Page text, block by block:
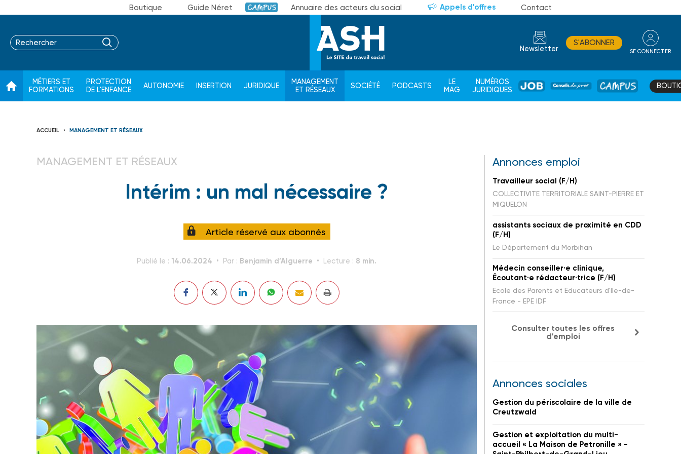
Boutique Guide Néret Campus Annuaire des acteurs du social Appels d'offres Contact
Newsletter
S'ABONNER
SE CONNECTER
MÉTIERS ET
FORMATIONS
PROTECTION
DE L'ENFANCE
AUTONOMIE INSERTION JURIDIQUE
MANAGEMENT
ET RÉSEAUX
SOCIÉTÉ PODCASTS
LE
MAG
NUMÉROS
JURIDIQUES
JOB
DE
CAMPUS
ACCUEIL MANAGEMENT ET RÉSEAUX
MANAGEMENT ET RÉSEAUX
Intérim : un mal nécessaire ?
Article réservé aux abonnés
Publié le : 14.06.2024 Par : Benjamin d’Alguerre Lecture : 8 min.
Annonces emploi
Travailleur social (F/H)
COLLECTIVITE TERRITORIALE SAINT-PIERRE ET
MIQUELON
assistants sociaux de proximité en CDD
(F/H)
Le Département du Morbihan
Médecin conseiller·e clinique,
Écoutant·e rédacteur·trice (F/H)
Ecole des Parents et Educateurs d'Ile-de-
France - EPE IDF
Consulter toutes les offres
d'emploi
Annonces sociales
Gestion du périscolaire de la ville de
Creutzwald
Gestion et exploitation du multi-
accueil « La Maison de Petronille » -